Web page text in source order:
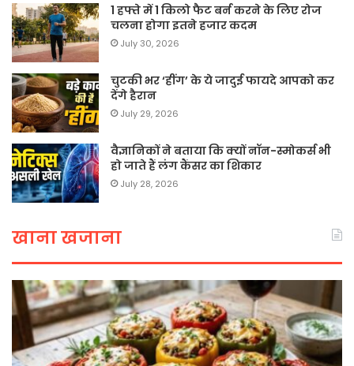
1 हफ्ते में 1 किलो फैट बर्न करने के लिए रोज
चलना होगा इतने हजार कदम
July 30, 2026
चुटकी भर ‘हींग’ के ये जादुई फायदे आपको कर
देंगे हैरान
July 29, 2026
वैज्ञानिकों ने बताया कि क्यों नॉन-स्मोकर्स भी
हो जाते हैं लंग कैंसर का शिकार
July 28, 2026
खाना खजाना